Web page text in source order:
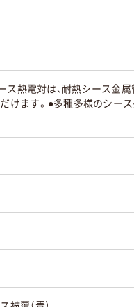
ス熱電対は、耐熱シース金
けます。●多種多様のシース